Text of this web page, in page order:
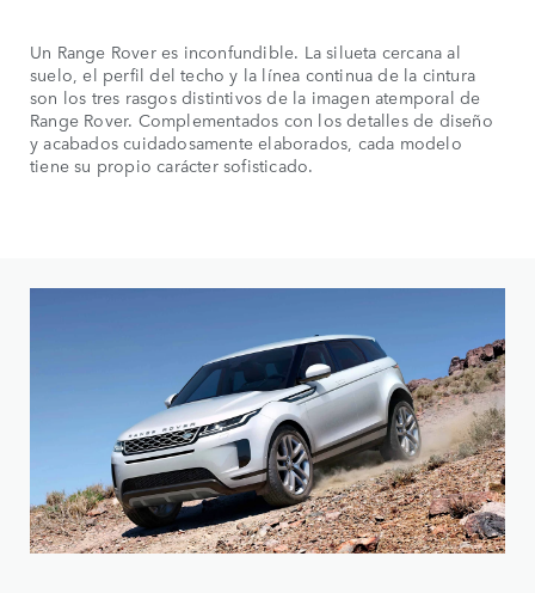
Un Range Rover es inconfundible. La silueta cercana al
suelo, el perfil del techo y la línea continua de la cintura
son los tres rasgos distintivos de la imagen atemporal de
Range Rover. Complementados con los detalles de diseño
y acabados cuidadosamente elaborados, cada modelo
tiene su propio carácter sofisticado.